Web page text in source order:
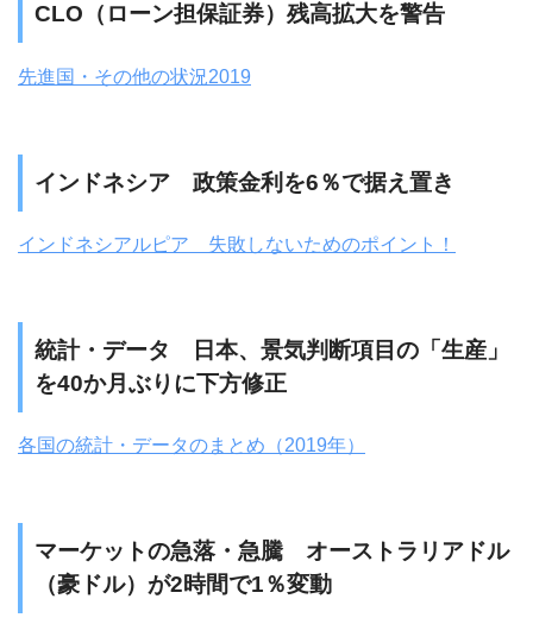
CLO（ローン担保証券）残高拡大を警告
先進国・その他の状況2019
インドネシア 政策金利を6％で据え置き
インドネシアルピア 失敗しないためのポイント！
統計・データ 日本、景気判断項目の「生産」
を40か月ぶりに下方修正
各国の統計・データのまとめ（2019年）
マーケットの急落・急騰 オーストラリアドル
（豪ドル）が2時間で1％変動